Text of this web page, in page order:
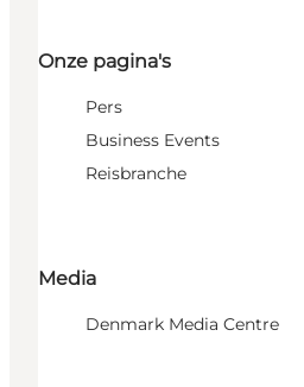
Onze pagina's
Pers
Business Events
Reisbranche
Media
Denmark Media Centre